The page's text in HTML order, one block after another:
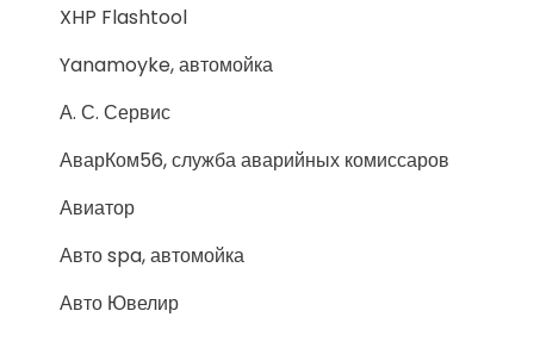
XHP Flashtool
Yanamoyke, автомойка
А. С. Сервис
АварКом56, служба аварийных комиссаров
Авиатор
Авто spa, автомойка
Авто Ювелир